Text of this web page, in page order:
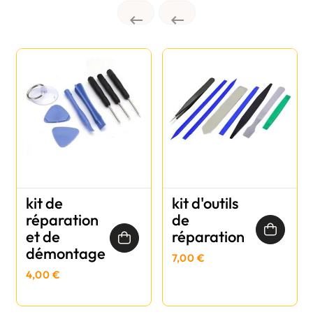
 
kit de
réparation
et de
démontage
4,00 €
kit d'outils
de
réparation
7,00 €